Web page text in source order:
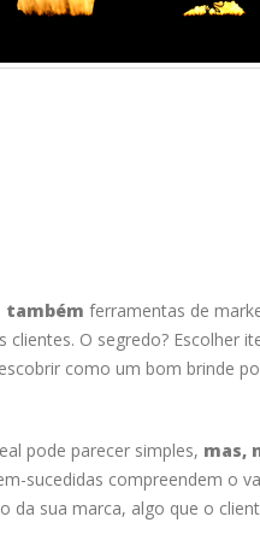
também ferramentas de
O segredo? Escolher
como um bom brinde
pode parecer simples, mas,
sucedidas compreendem o
da sua marca, algo que o